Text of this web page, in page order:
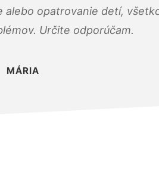
alebo opatrovanie detí,
Určite odporúčam.
MÁRIA